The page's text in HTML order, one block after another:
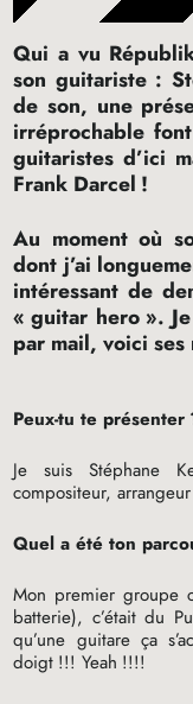
Qui a vu
son guitariste :
de son, une
irréprochable
guitaristes d’ici
Frank Darcel !
Au moment où
dont j’ai
intéressant de
« guitar hero ».
par mail, voici ses
Peux-tu te présenter
Je suis Stéphane
compositeur, arrangeur
Quel a été ton
Mon premier groupe
batterie), c’était du
qu’une guitare ça
doigt !!! Yeah !!!!